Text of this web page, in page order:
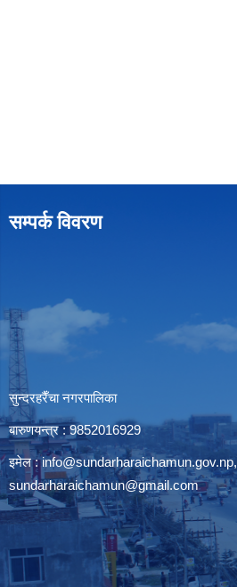
सम्पर्क विवरण
सुन्दरहरैँचा नगरपालिका
बारुणयन्त्र : 9852016929
इमेल :info@sundarharaichamun.gov.np,
sundarharaichamun@gmail.com